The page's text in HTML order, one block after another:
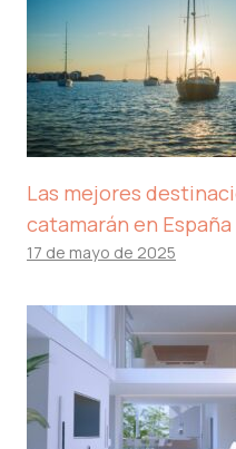
Las mejores
catamarán en España
17 de mayo de 2025